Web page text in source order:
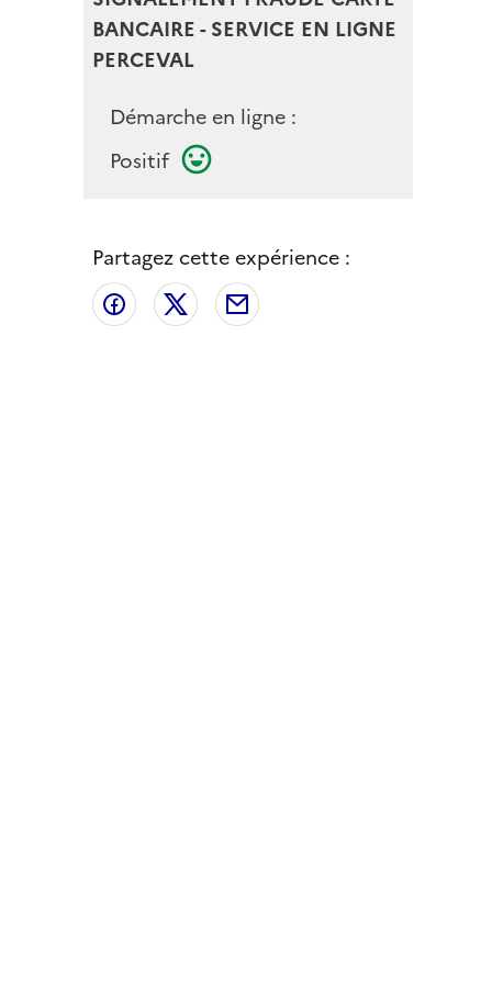
BANCAIRE - SERVICE EN LIGNE
PERCEVAL
Démarche en ligne :
Positif
Partagez cette expérience :
Partager sur Facebook
Partager sur X